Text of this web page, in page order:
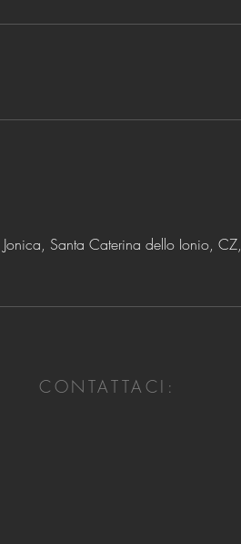
Santa Caterina dello Ionio, CZ,
CONTATTACI: